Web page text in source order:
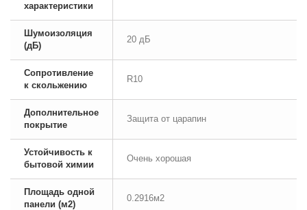
характеристики
Шумоизоляция
(дБ)
20 дБ
Сопротивление
к скольжению
R10
Дополнительное
покрытие
Защита от царапин
Устойчивость к
бытовой химии
Очень хорошая
Площадь одной
панели (м2)
0.2916м2